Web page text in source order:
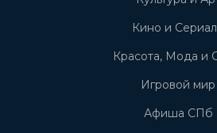
Кино и
Красота, Мода и
Игровой мир
Афиша СПб